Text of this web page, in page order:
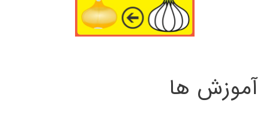
آموزش ها